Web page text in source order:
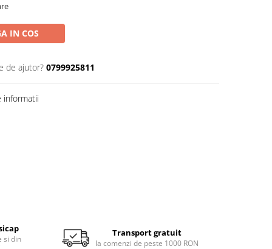
IN COS
de ajutor? 0799925811
informatii
si din
Transport gratuit
la comenzi de peste 1000 RON